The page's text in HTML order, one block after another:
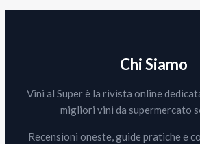
Chi Siamo
Vini al Super è la rivista online
migliori vini da supermercato
Recensioni oneste, guide pratiche e